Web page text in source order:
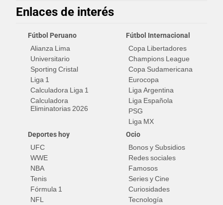
Enlaces de interés
Fútbol Peruano
Alianza Lima
Universitario
Sporting Cristal
Liga 1
Calculadora Liga 1
Calculadora
Eliminatorias 2026
Fútbol Internacional
Copa Libertadores
Champions League
Copa Sudamericana
Eurocopa
Liga Argentina
Liga Española
PSG
Liga MX
Deportes hoy
UFC
WWE
NBA
Tenis
Fórmula 1
NFL
Ocio
Bonos y Subsidios
Redes sociales
Famosos
Series y Cine
Curiosidades
Tecnología